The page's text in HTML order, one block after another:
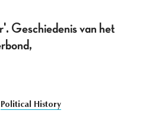
Geschiedenis van het
Political History